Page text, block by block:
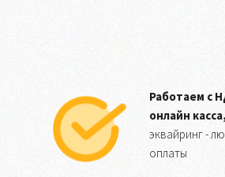
Работаем с
онлайн касса,
эквайринг -
оплаты